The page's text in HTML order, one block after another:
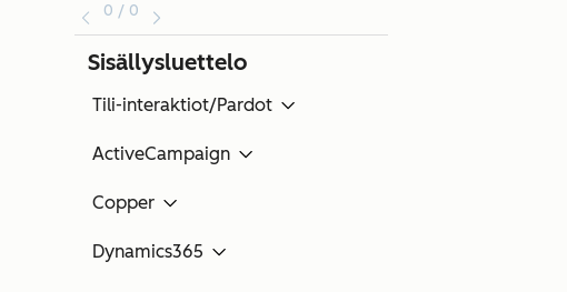
0 / 0
Sisällysluettelo
Tili-interaktiot/Pardot
ActiveCampaign
Copper
Dynamics365